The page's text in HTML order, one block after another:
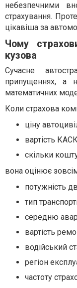
небезпечними
страхування.
цікавіша за
Чому
кузова
Сучасне
припущеннях, а
математичних
Коли страхова
ціну
вартість
скільки
вона оцінює
потужність
тип
середню
вартість
водійський
регіон
частоту